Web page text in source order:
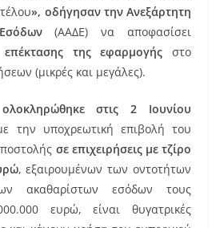
», οδήγησαν την Ανεξάρτητη
(ΑΑΔΕ) να αποφασίσει
της εφαρμογής στο
(μικρές και μεγάλες).
στις 2 Ιουνίου
την υποχρεωτική επιβολή του
σε επιχειρήσεις με τζίρο
, εξαιρουμένων των οντοτήτων
ακαθαρίστων εσόδων τους
ευρώ, είναι θυγατρικές